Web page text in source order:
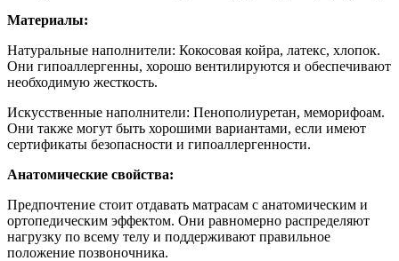
Материалы:
Натуральные наполнители: Кокосовая койра, латекс, хлопок.
Они гипоаллергенны, хорошо вентилируются и обеспечивают
необходимую жесткость.
Искусственные наполнители: Пенополиуретан, меморифоам.
Они также могут быть хорошими вариантами, если имеют
сертификаты безопасности и гипоаллергенности.
Анатомические свойства:
Предпочтение стоит отдавать матрасам с анатомическим и
ортопедическим эффектом. Они равномерно распределяют
нагрузку по всему телу и поддерживают правильное
положение позвоночника.